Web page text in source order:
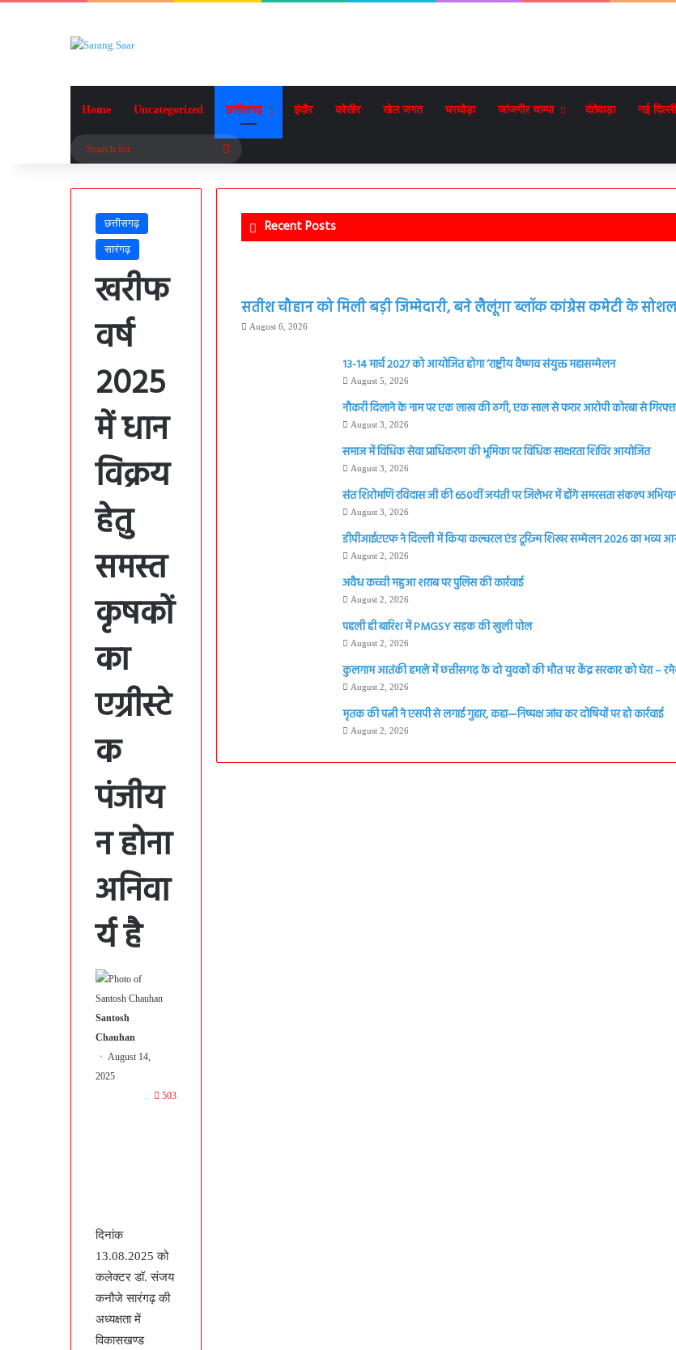
Home Uncategorized छत्तीसगढ़ इंदौर कोसीर खेल जगत घरघोड़ा जांजगीर चाम्पा दंतेवाड़ा नई दिल्ली
Search
छत्तीसगढ़
सारंगढ़
खरीफ
वर्ष
2025
में धान
विक्रय
हेतु
समस्त
कृषकों
का
एग्रीस्टे
क
पंजीय
न होना
अनिवा
र्य है
Santosh
Chauhan
August 14,
2025
503
दिनांक
13.08.2025 को
कलेक्टर डॉ. संजय
कनौजे सारंगढ़ की
अध्यक्षता में
विकासखण्ड
Recent Posts
सतीश चौहान को मिली बड़ी जिम्मेदारी, बने लैलूंगा ब्लॉक कांग्रेस कमेटी के सोशल
August 6, 2026
13-14 मार्च 2027 को आयोजित होगा ‘राष्ट्रीय वैष्णव संयुक्त महासम्मेलन
August 5, 2026
नौकरी दिलाने के नाम पर एक लाख की ठगी, एक साल से फरार आरोपी कोरबा से
August 3, 2026
समाज में विधिक सेवा प्राधिकरण की भूमिका पर विधिक साक्षरता शिविर आयोजित
August 3, 2026
संत शिरोमणि रविदास जी की 650वीं जयंती पर जिलेभर में होंगे समरसता संकल्प
August 3, 2026
डीपीआईएएफ ने दिल्ली में किया कल्चरल एंड टूरिज्म शिखर सम्मेलन 2026 का भव्य
August 2, 2026
अवैध कच्ची महुआ शराब पर पुलिस की कार्रवाई
August 2, 2026
पहली ही बारिश में PMGSY सड़क की खुली पोल
August 2, 2026
कुलगाम आतंकी हमले में छत्तीसगढ़ के दो युवकों की मौत पर केंद्र सरकार को घेरा –
August 2, 2026
मृतक की पत्नी ने एसपी से लगाई गुहार, कहा—निष्पक्ष जांच कर दोषियों पर हो कार्रवाई
August 2, 2026